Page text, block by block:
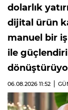
dolarlık
dijital ürün
manuel bir
ile
06.08.2026 11:52